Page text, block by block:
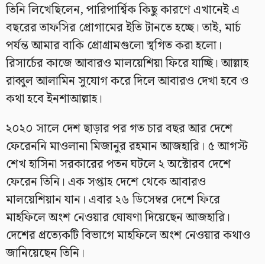
তিনি লিখেছিলেন, পারিপার্শ্বিক কিছু কারণে এখানেই এ
বছরের তাফসির প্রোগামের ইতি টানতে হচ্ছে। তাই, মার্চ
পর্যন্ত আমার বাকি প্রোগ্রামগুলো স্থগিত করা হলো।
রিসার্চের কাজে আবারও মালয়েশিয়া ফিরে যাচ্ছি। আল্লাহ
রাব্বুল আলামিন সুযোগ করে দিলে আবারও দেখা হবে ও
কথা হবে ইনশাআল্লাহ।
২০২০ সালে দেশ ছাড়ার পর গত চার বছর আর দেশে
ফেরেননি মাওলানা মিজানুর রহমান আজহারি। ৫ আগস্ট
শেখ হাসিনা সরকারের পতন ঘটলে ২ অক্টোরব দেশে
ফেরেন তিনি। এক সপ্তাহ দেশে থেকে আবারও
মালয়েশিয়ান যান। এবার ২৬ ডিসেম্বর দেশে ফিরে
মাহফিলে অংশ নেওয়ার ঘোষণা দিয়েছেন আজহারি।
দেশের প্রত্যেকটি বিভাগে মাহফিলে অংশ নেওয়ার কথাও
জানিয়েছেন তিনি।